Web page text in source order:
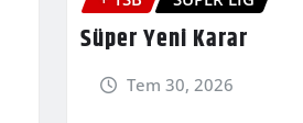
Süper Yeni Karar
Tem 30, 2026